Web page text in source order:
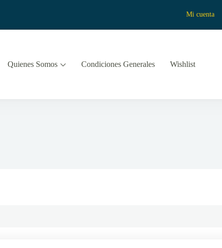
Mi cuenta
Quienes Somos Condiciones Generales Wishlist